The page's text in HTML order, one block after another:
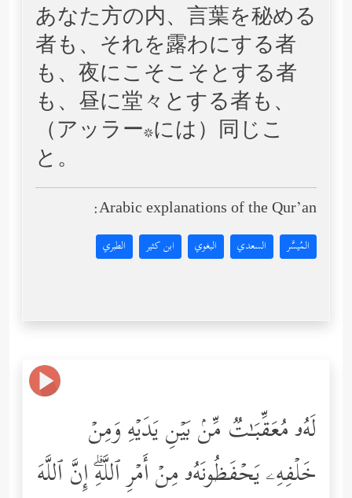
あなた方の内、言葉を秘める
者も、それを露わにする者
も、夜にこそこそとする者
も、昼に堂々とする者も、
（アッラー*には）同じこ
と。
Arabic explanations of the Qur’an:
المُيسَّر السعدي البغوي ابن كثير الطبري
لَهُۥ مُعَقِّبَـٰتࣱ مِّنۢ بَیۡنِ یَدَیۡهِ وَمِنۡ
خَلۡفِهِۦ یَحۡفَظُونَهُۥ مِنۡ أَمۡرِ ٱللَّهِۗ إِنَّ ٱللَّهَ